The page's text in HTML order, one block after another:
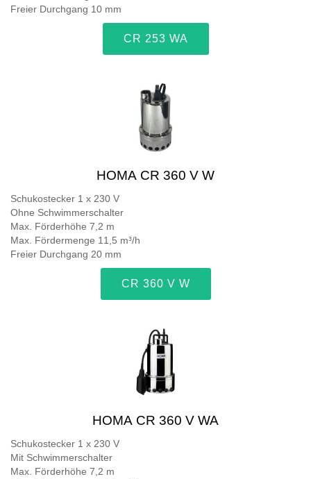
Freier Durchgang 10 mm
CR 253 WA
HOMA CR 360 V W
Schukostecker 1 x 230 V
Ohne Schwimmerschalter
Max. Förderhöhe 7,2 m
Max. Fördermenge 11,5 m³/h
Freier Durchgang 20 mm
CR 360 V W
HOMA CR 360 V WA
Schukostecker 1 x 230 V
Mit Schwimmerschalter
Max. Förderhöhe 7,2 m